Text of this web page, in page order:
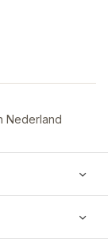
Nederland